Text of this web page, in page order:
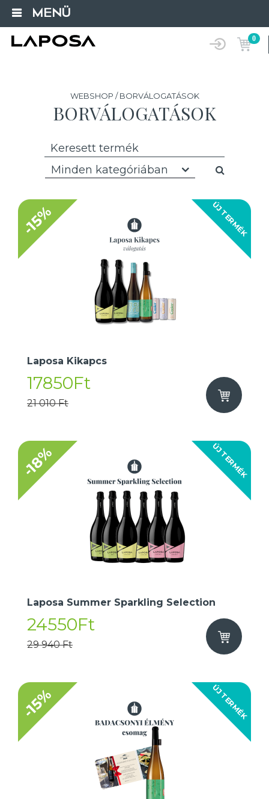
MENÜ
0
WEBSHOP / BORVÁLOGATÁSOK
BORVÁLOGATÁSOK
Minden kategóriában
ÚJ TERMÉK
-15%
Laposa Kikapcs
17850Ft
21 010 Ft
ÚJ TERMÉK
-18%
Laposa Summer Sparkling Selection
24550Ft
29 940 Ft
ÚJ TERMÉK
-15%